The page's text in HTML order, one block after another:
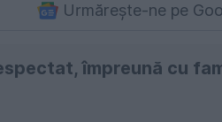
Urmărește-ne pe
împreună cu